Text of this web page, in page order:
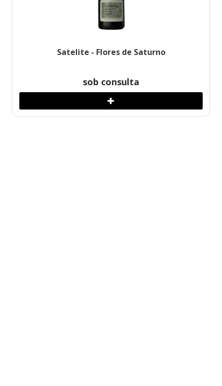
Satelite - Flores de Saturno
sob consulta